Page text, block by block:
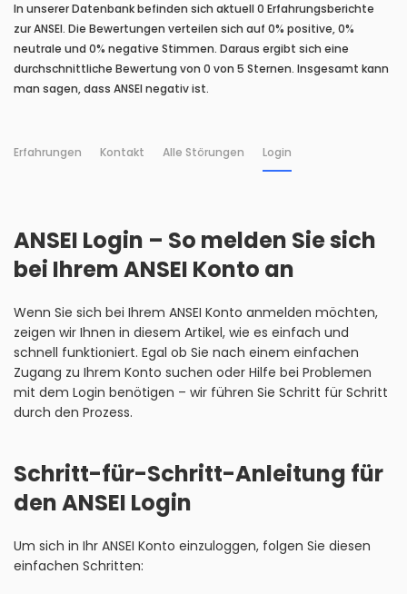
In unserer Datenbank befinden sich aktuell 0 Erfahrungsberichte
zur ANSEI. Die Bewertungen verteilen sich auf 0% positive, 0%
neutrale und 0% negative Stimmen. Daraus ergibt sich eine
durchschnittliche Bewertung von 0 von 5 Sternen. Insgesamt kann
man sagen, dass ANSEI negativ ist.
Erfahrungen Kontakt Alle Störungen Login
ANSEI Login – So melden Sie sich
bei Ihrem ANSEI Konto an
Wenn Sie sich bei Ihrem ANSEI Konto anmelden möchten,
zeigen wir Ihnen in diesem Artikel, wie es einfach und
schnell funktioniert. Egal ob Sie nach einem einfachen
Zugang zu Ihrem Konto suchen oder Hilfe bei Problemen
mit dem Login benötigen – wir führen Sie Schritt für Schritt
durch den Prozess.
Schritt-für-Schritt-Anleitung für
den ANSEI Login
Um sich in Ihr ANSEI Konto einzuloggen, folgen Sie diesen
einfachen Schritten: